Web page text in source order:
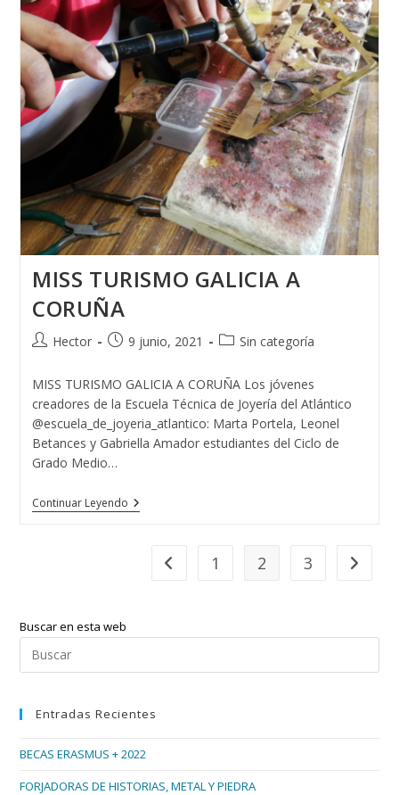
MISS TURISMO GALICIA A
CORUÑA
Autor
la
entrada:
Hector
Publicación
la
entrada:
9 junio, 2021
Categoría
la
entrada:
Sin categoría
MISS TURISMO GALICIA A CORUÑA Los jóvenes
creadores de la Escuela Técnica de Joyería del Atlántico
@escuela_de_joyeria_atlantico: Marta Portela, Leonel
Betances y Gabriella Amador estudiantes del Ciclo de
Grado Medio…
Continuar LeyendoMISS
TURISMO
CORUÑAIr a la página anterior
1 2 3 Ir a la
Buscar en esta web
Entradas Recientes
BECAS ERASMUS + 2022
FORJADORAS DE HISTORIAS, METAL Y PIEDRA